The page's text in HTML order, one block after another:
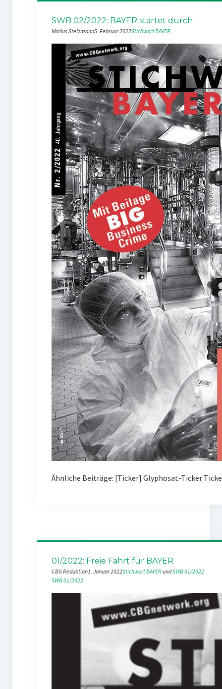
SWB 02/2022: BAYER startet durch
Marius Stelzmann5. Februar 2022Stichwort BAYER
Ähnliche Beiträge: [Ticker] Glyphosat-Ticker
01/2022: Freie Fahrt für BAYER
CBG Redaktion1. Januar 2022Stichwort BAYER und SWB 01/2022
SWB 01/2022